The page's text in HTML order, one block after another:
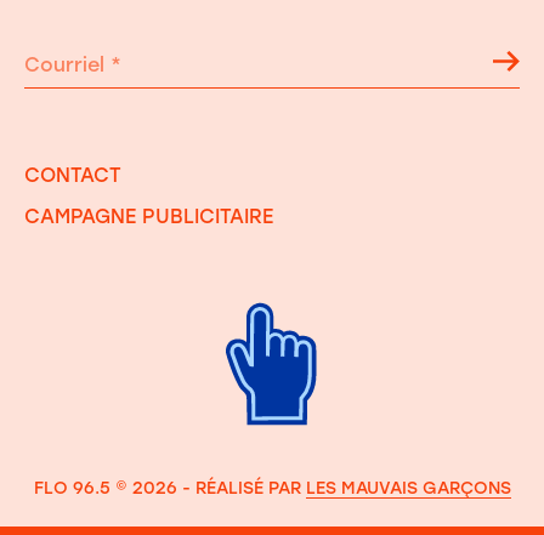
Courriel *
CONTACT
CAMPAGNE PUBLICITAIRE
FLO 96.5 © 2026 - RÉALISÉ PAR LES MAUVAIS GARÇONS